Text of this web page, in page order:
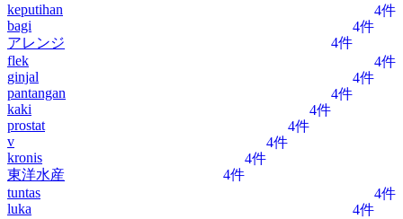
keputihan
4件
bagi
4件
アレンジ
4件
flek
4件
ginjal
4件
pantangan
4件
kaki
4件
prostat
4件
v
4件
kronis
4件
東洋水産
4件
tuntas
4件
luka
4件